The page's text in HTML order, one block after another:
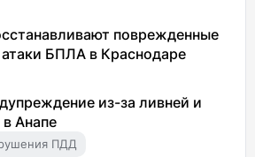
поврежденные
БПЛА в Краснодаре
из-за ливней и
Анапе
ПДД